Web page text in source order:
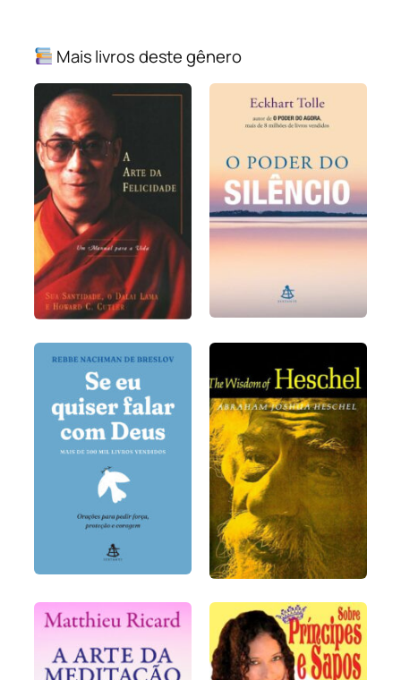
Mais livros deste gênero